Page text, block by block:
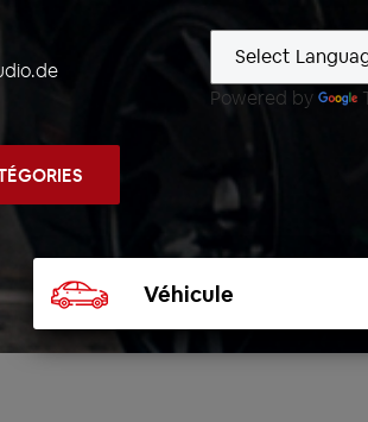
Powered by
un
véhicule